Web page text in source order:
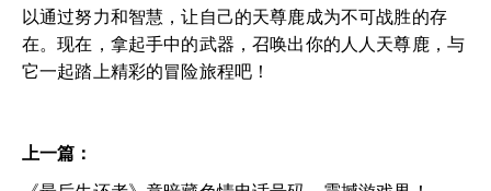
以通过努力和智慧，让自己的天尊鹿成为不可战胜的存
在。现在，拿起手中的武器，召唤出你的人人天尊鹿，与
它一起踏上精彩的冒险旅程吧！
上一篇：